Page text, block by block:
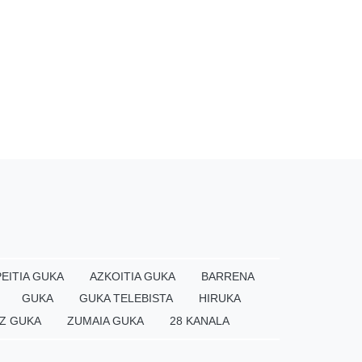
GUKA AZKOITIA GUKA
BARRENA
GUKA
GUKA TELEBISTA
HIRUKA
GUKA
ZUMAIA GUKA 28 KANALA